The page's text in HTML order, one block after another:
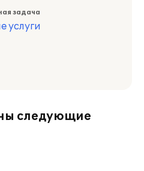
задача
услуги
следующие